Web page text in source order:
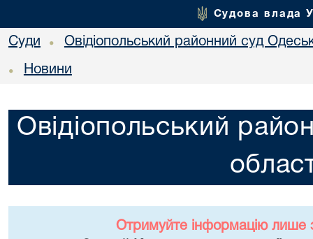
Судова влада
Суди • Овідіопольський районний суд
• Новини
Овідіопольський
Отримуйте інформацію лише